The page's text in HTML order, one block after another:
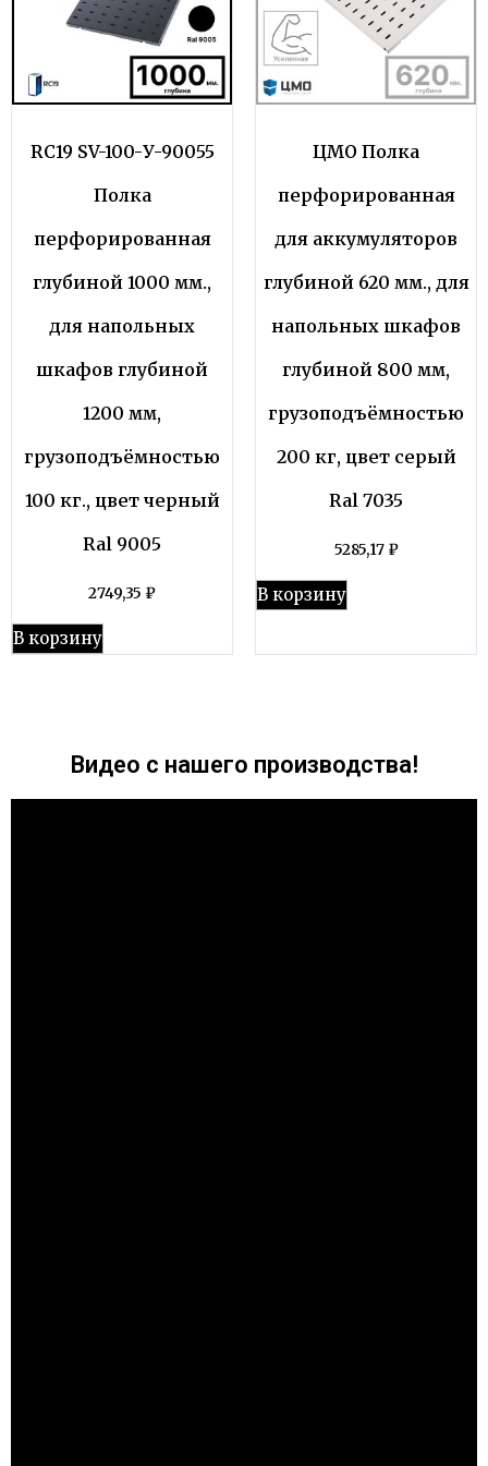
RC19 SV-100-У-90055
Полка
перфорированная
глубиной 1000 мм.,
для напольных
шкафов глубиной
1200 мм,
грузоподъёмностью
100 кг., цвет черный
Ral 9005
2749,35 ₽
В корзину
ЦМО Полка
перфорированная
для аккумуляторов
глубиной 620 мм., для
напольных шкафов
глубиной 800 мм,
грузоподъёмностью
200 кг, цвет серый
Ral 7035
5285,17 ₽
В корзину
Видео с нашего производства!